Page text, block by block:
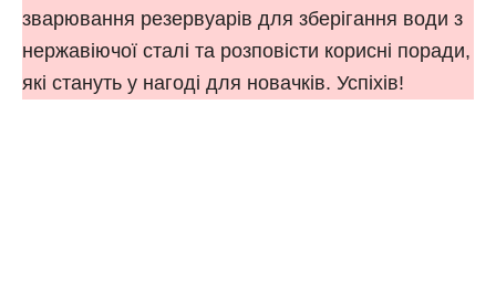
зварювання резервуарів для зберігання води з
нержавіючої сталі та розповісти корисні поради,
які стануть у нагоді для новачків. Успіхів!